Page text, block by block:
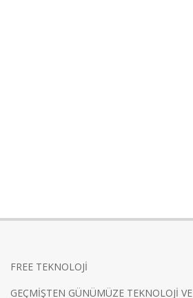
FREE TEKNOLOJİ
GEÇMİŞTEN GÜNÜMÜZE TEKNOLOJİ VE